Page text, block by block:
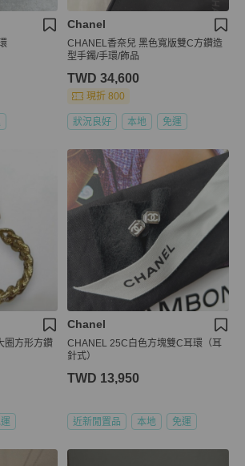
Chanel
CHANEL香奈兒 黑色寬版雙C方鑽造
型手鐲/手環/飾品
TWD 34,600
現折 800
狀況良好 本地 免運
圈方形方鑽
Chanel
CHANEL 25C白色方塊雙C耳環（耳
針式）
TWD 13,950
近新閒置品 本地 免運